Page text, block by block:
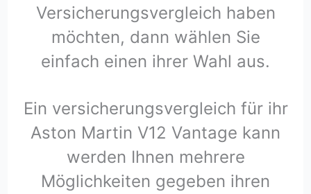
Versicherungsvergleich haben
möchten, dann wählen Sie
einfach einen ihrer Wahl aus.
Ein versicherungsvergleich für ihr
Aston Martin V12 Vantage kann
werden Ihnen mehrere
Möglichkeiten gegeben ihren